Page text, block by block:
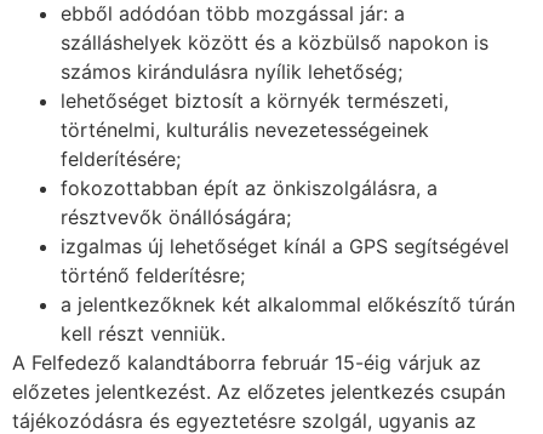
ebből adódóan több mozgással jár: a
szálláshelyek között és a közbülső napokon is
számos kirándulásra nyílik lehetőség;
lehetőséget biztosít a környék természeti,
történelmi, kulturális nevezetességeinek
felderítésére;
fokozottabban épít az önkiszolgálásra, a
résztvevők önállóságára;
izgalmas új lehetőséget kínál a GPS segítségével
történő felderítésre;
a jelentkezőknek két alkalommal előkészítő túrán
kell részt venniük.
A Felfedező kalandtáborra február 15-éig várjuk az
előzetes jelentkezést. Az előzetes jelentkezés csupán
tájékozódásra és egyeztetésre szolgál, ugyanis az